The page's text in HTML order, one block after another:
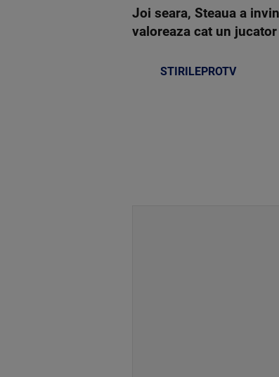
Joi seara, Steaua a
valoreaza cat un jucator
STIRILEPROTV